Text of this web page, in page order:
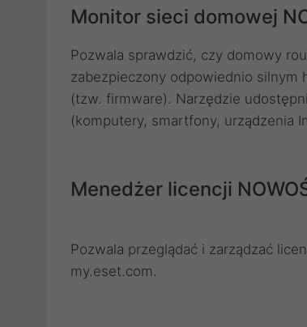
Monitor sieci domowej
Pozwala sprawdzić, czy domowy
zabezpieczony odpowiednio silnym
(tzw. firmware). Narzędzie
(komputery, smartfony, urządzenia
Menedżer licencji
Pozwala przeglądać i zarządzać
my.eset.com.